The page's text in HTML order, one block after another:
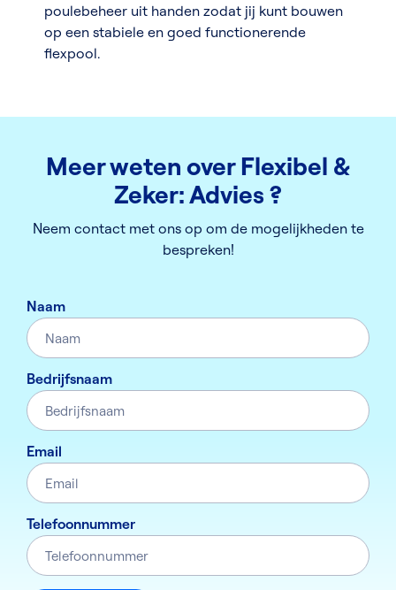
poulebeheer uit handen zodat jij kunt bouwen
op een stabiele en goed functionerende
flexpool.
Meer weten over Flexibel &
Zeker: Advies ?
Neem contact met ons op om de mogelijkheden te
bespreken!
Naam
Bedrijfsnaam
Email
Telefoonnummer